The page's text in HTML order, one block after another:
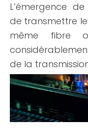
L’émergence
de transmettre
même fibre
de la